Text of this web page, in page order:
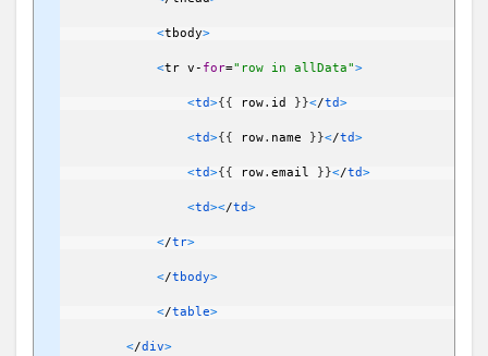
<tbody>
<tr v - for="row in allData">
<td>{ { row. id } }</td>
<td>{ { row. name } }</td>
<td>{ { row. email } }</td>
<td></td>
</tr>
</tbody>
</table>
</div>